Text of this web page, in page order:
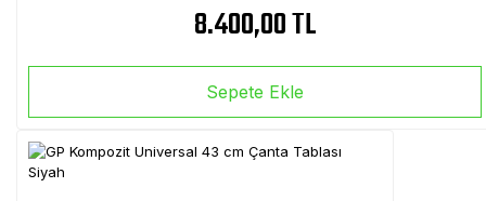
8.400,00 TL
Sepete Ekle